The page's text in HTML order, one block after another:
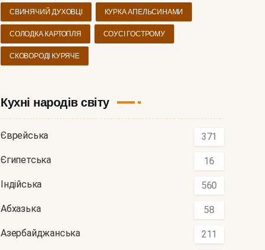
СВИНЯЧИЙ ДУХОВЦІ КУРКА АПЕЛЬСИНАМИ
СОЛОДКА КАРТОПЛЯ СОУСІ ГОСТРОМУ
СКОВОРОДІ КУРЯЧЕ
Кухні народів світу
Єврейська 371
Єгипетська 16
Індійська 560
Абхазька 58
Азербайджанська 211